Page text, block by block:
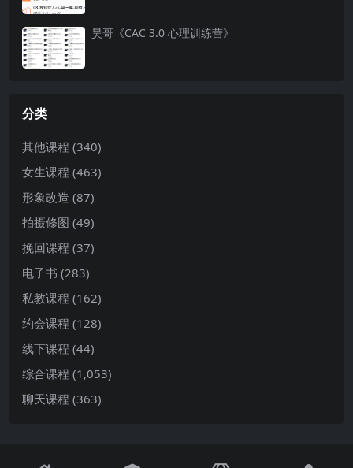
昊哥《CAC 3.0 心理训练营》
分类
其他课程 (340)
女生课程 (463)
形象改造 (87)
拍摄修图 (49)
挽回课程 (37)
电子书 (283)
私教课程 (162)
约会课程 (128)
线下课程 (44)
综合课程 (1,053)
聊天课程 (363)